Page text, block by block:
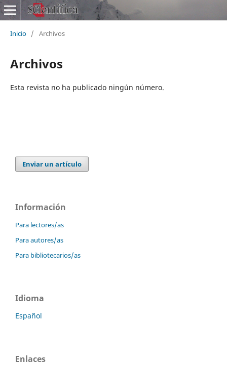
Inicio / Archivos
Archivos
Esta revista no ha publicado ningún número.
Enviar un artículo
Información
Para lectores/as
Para autores/as
Para bibliotecarios/as
Idioma
Español
Enlaces